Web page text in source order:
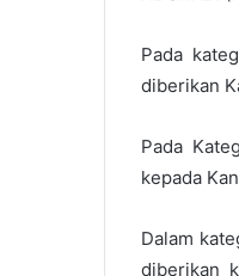
Pada
diberikan
Pada
kepada
Dalam
diberikan